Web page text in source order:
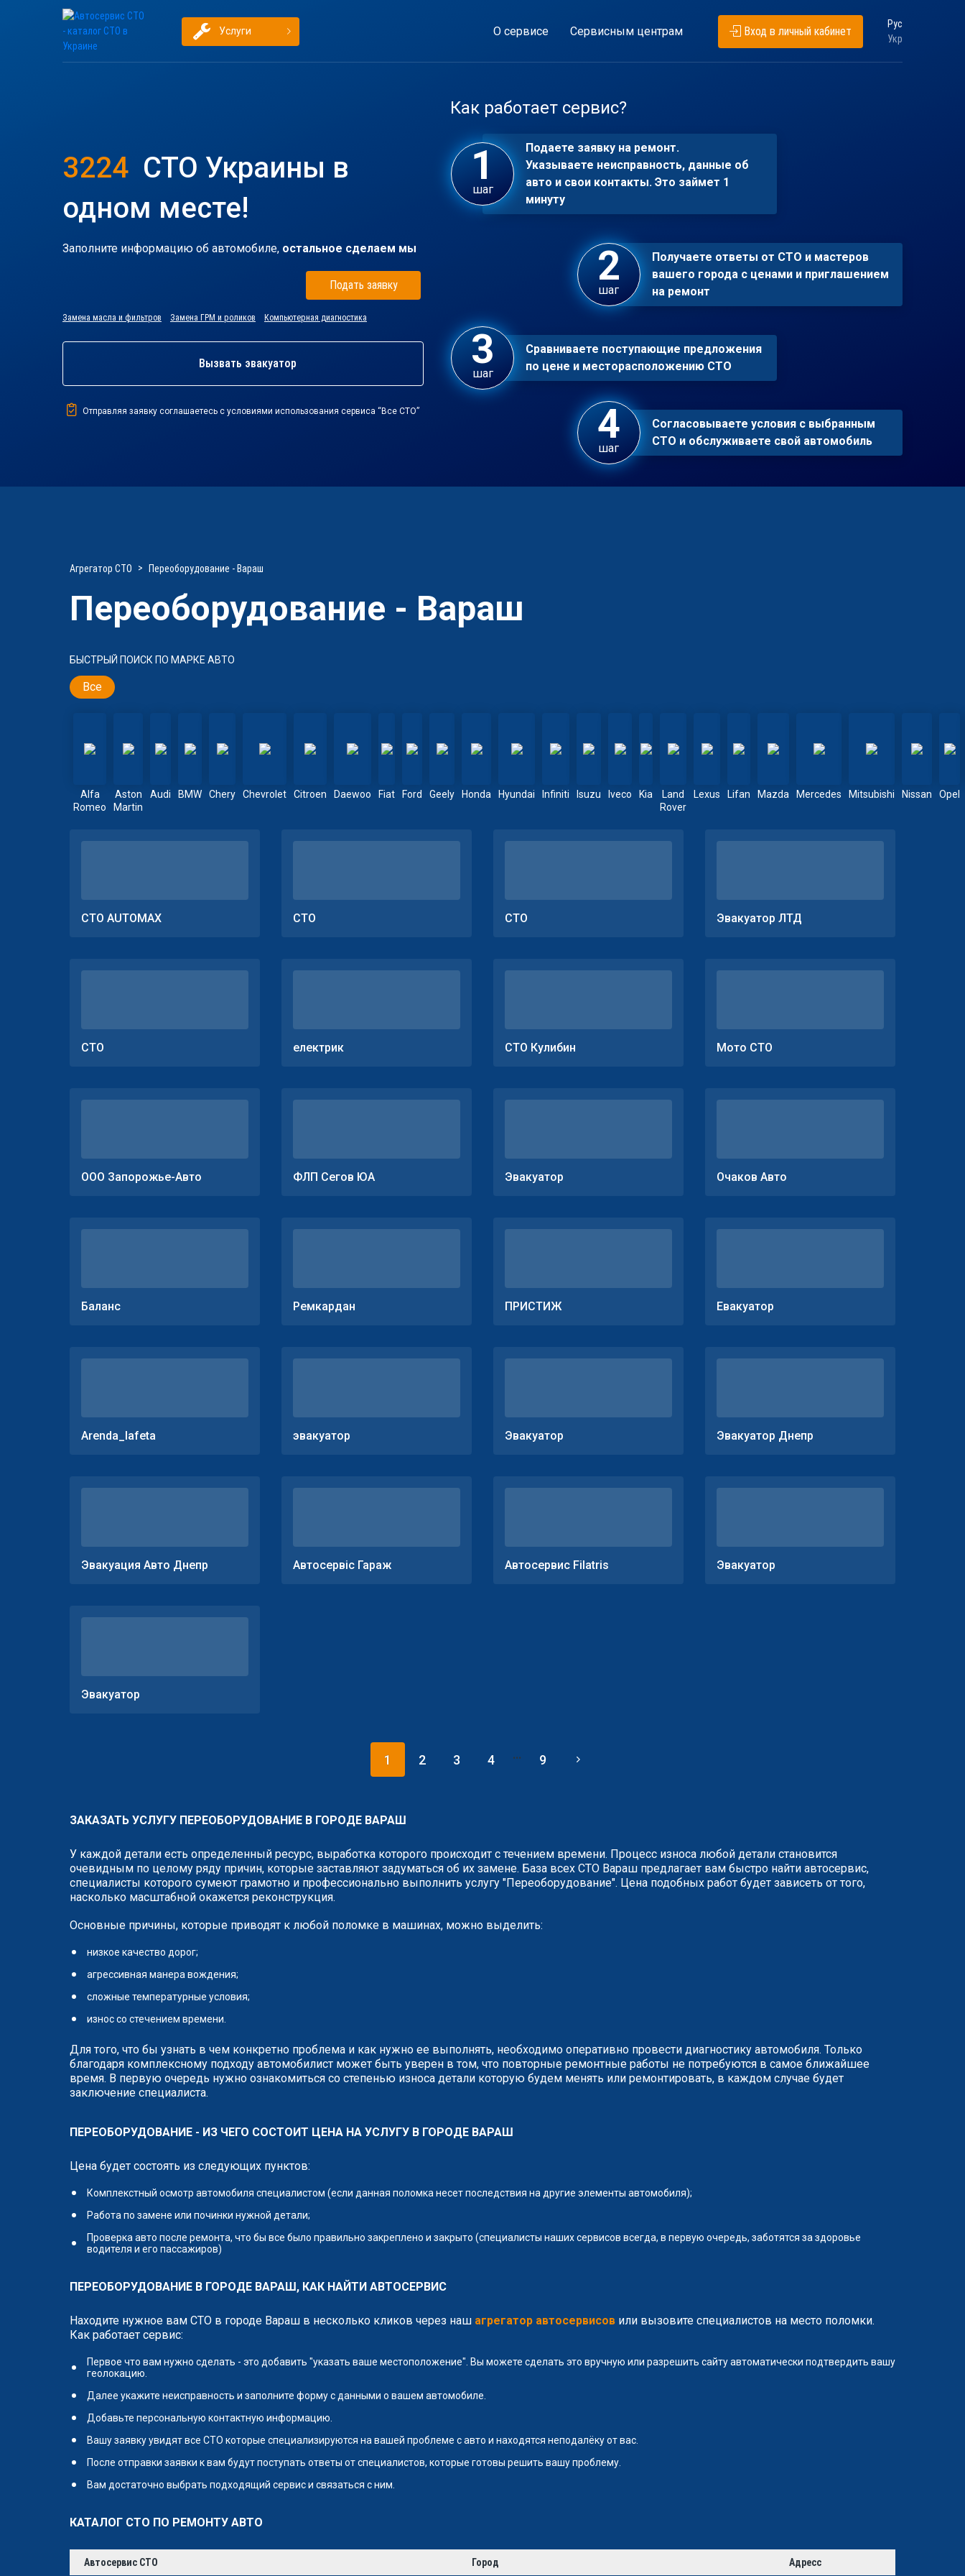
Услуги О сервисе Сервисным центрам Вход в личный кабинет
Рус
Укр
3224 СТО Украины в
одном месте!
Заполните информацию об автомобиле, остальное сделаем мы
Подать заявку
Замена масла и фильтров Замена ГРМ и роликов Компьютерная диагностика
Вызвать эвакуатор
Отправляя заявку соглашаетесь с условиями использования сервиса “Все СТО”
Как работает сервис?
шаг
Подаете заявку на ремонт.
Указываете неисправность, данные об
авто и свои контакты. Это займет 1
минуту
шаг
Получаете ответы от СТО и мастеров
вашего города с ценами и приглашением
на ремонт
шаг
Сравниваете поступающие предложения
по цене и месторасположению СТО
шаг
Согласовываете условия с выбранным
СТО и обслуживаете свой автомобиль
Агрегатор СТО Переоборудование - Вараш
Переоборудование - Вараш
БЫСТРЫЙ ПОИСК ПО МАРКЕ АВТО
Все
Alfa
Romeo
Aston
Martin
Audi BMW Chery Chevrolet Citroen Daewoo Fiat Ford Geely Honda Hyundai Infiniti Isuzu Iveco Kia
Land
Rover
Lexus Lifan Mazda Mercedes Mitsubishi Nissan Opel
СТО AUTOMAX СТО СТО Эвакуатор ЛТД
СТО електрик СТО Кулибин Мото СТО
ООО Запорожье-Авто ФЛП Сегов ЮА Эвакуатор Очаков Авто
Баланс Ремкардан ПРИСТИЖ Евакуатор
Arenda_lafeta эвакуатор Эвакуатор Эвакуатор Днепр
Эвакуация Авто Днепр Автосервіс Гараж Автосервис Filatris Эвакуатор
Эвакуатор
1 2 3 4 ... 9
ЗАКАЗАТЬ УСЛУГУ ПЕРЕОБОРУДОВАНИЕ В ГОРОДЕ ВАРАШ
У каждой детали есть определенный ресурс, выработка которого происходит с течением времени. Процесс износа любой детали становится
очевидным по целому ряду причин, которые заставляют задуматься об их замене. База всех СТО Вараш предлагает вам быстро найти автосервис,
специалисты которого сумеют грамотно и профессионально выполнить услугу "Переоборудование". Цена подобных работ будет зависеть от того,
насколько масштабной окажется реконструкция.
Основные причины, которые приводят к любой поломке в машинах, можно выделить:
низкое качество дорог;
агрессивная манера вождения;
сложные температурные условия;
износ со стечением времени.
Для того, что бы узнать в чем конкретно проблема и как нужно ее выполнять, необходимо оперативно провести диагностику автомобиля. Только
благодаря комплексному подходу автомобилист может быть уверен в том, что повторные ремонтные работы не потребуются в самое ближайшее
время. В первую очередь нужно ознакомиться со степенью износа детали которую будем менять или ремонтировать, в каждом случае будет
заключение специалиста.
ПЕРЕОБОРУДОВАНИЕ - ИЗ ЧЕГО СОСТОИТ ЦЕНА НА УСЛУГУ В ГОРОДЕ ВАРАШ
Цена будет состоять из следующих пунктов:
Комплекстный осмотр автомобиля специалистом (если данная поломка несет последствия на другие элементы автомобиля);
Работа по замене или починки нужной детали;
Проверка авто после ремонта, что бы все было правильно закреплено и закрыто (специалисты наших сервисов всегда, в первую очередь, заботятся за здоровье
водителя и его пассажиров)
ПЕРЕОБОРУДОВАНИЕ В ГОРОДЕ ВАРАШ, КАК НАЙТИ АВТОСЕРВИС
Находите нужное вам СТО в городе Вараш в несколько кликов через наш агрегатор автосервисов или вызовите специалистов на место поломки.
Как работает сервис:
Первое что вам нужно сделать - это добавить "указать ваше местоположение". Вы можете сделать это вручную или разрешить сайту автоматически подтвердить вашу
геолокацию.
Далее укажите неисправность и заполните форму с данными о вашем автомобиле.
Добавьте персональную контактную информацию.
Вашу заявку увидят все СТО которые специализируются на вашей проблеме с авто и находятся неподалёку от вас.
После отправки заявки к вам будут поступать ответы от специалистов, которые готовы решить вашу проблему.
Вам достаточно выбрать подходящий сервис и связаться с ним.
КАТАЛОГ СТО ПО РЕМОНТУ АВТО
Автосервис СТО Город Адресс